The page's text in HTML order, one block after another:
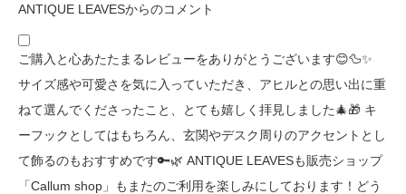
ANTIQUE LEAVESからのコメント
ご購入と心あたたまるレビューをありがとうございます😊🦆✨
サイズ感や可愛さを気に入っていただき、アヒルとの思い出に重
ねて選んでくださったこと、とても嬉しく拝見しました🎄🎁 キ
ーフックとしてはもちろん、玄関やデスク周りのアクセントとし
て飾るのもおすすめです🔑🌿 ANTIQUE LEAVESも販売ショップ
「Callum shop」もまたのご利用を楽しみにしております！どう